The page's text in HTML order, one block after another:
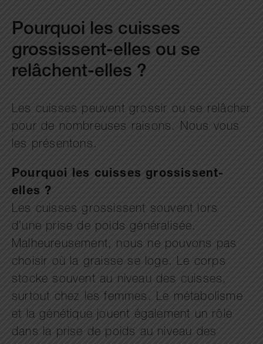
Pourquoi les cuisses
grossissent-elles ou se
relâchent-elles ?
Les cuisses peuvent grossir ou se relâcher
pour de nombreuses raisons. Nous vous
les présentons.
Pourquoi les cuisses grossissent-
elles ?
Les cuisses grossissent souvent lors
d’une prise de poids généralisée.
Malheureusement, nous ne pouvons pas
choisir où la graisse se loge. Le corps
stocke souvent au niveau des cuisses,
surtout chez les femmes. Le métabolisme
et la génétique jouent également un rôle
dans la prise de poids au niveau des